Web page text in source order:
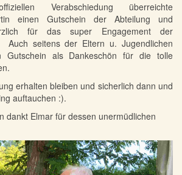
Verabschiedung überreichte
einen Gutschein der Abteilung und
für das super Engagement der
Auch seitens der Eltern u. Jugendlichen
Gutschein als Dankeschön für die tolle
erhalten bleiben und sicherlich dann und
auftauchen :).
dankt Elmar für dessen unermüdlichen